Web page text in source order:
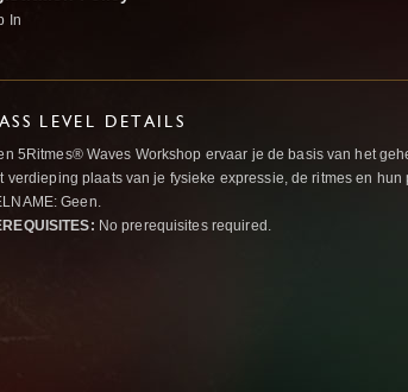
In
LEVEL DETAILS
5Ritmes® Waves Workshop ervaar je de basis van het
verdieping plaats van je fysieke expressie, de ritmes en hun
Geen.
No prerequisites required.